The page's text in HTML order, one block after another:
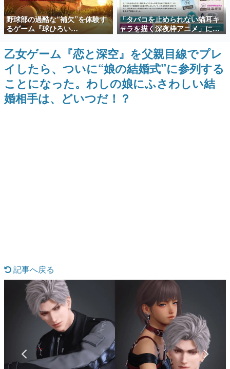
殿堂入り記事
SNS拡散数が数千以上！ ページビュー数万以上！ などな
ど。多くの人々に読まれた、電ファミ渾身の“殿堂入り”記
事をまとめました。
ゲームの企画書
名作ゲームクリエイターの方々に製作時のエピソードをお
聞きし、ヒットする企画（ゲーム）とは何か？を探ってい
きます。
赫本
この物語を解いてはいけない。『赫本』は、〈試験問題〉
なんでゲームは面白い？
ゲーム開発者・hamatsu氏がゲームの魅力を画面や操作の
具体的な形から解き明かしていく、硬派で骨太な評論連載
です。
ゲームが変えた日本語
「経験値」「裏技」「ラスボス」… ゲームにまつわる言葉
の起源や用法の変遷を、コンピューター文化史研究家・タ
イニーP氏が徹底調査。
野球部の過酷な“補欠”を体験す
るゲーム『球ひろい
Simulator』が「1件」のウィッ
シュリストをもとにチェコ語に
対応しSNSで話題に。『キング
ダム・カム』開発元やチェコの
プロ野球選手から称賛の声
「タバコを止められない猫耳キ
ャラを描く深夜枠アニメ」に視
聴者の一部から批判意見。違法
薬物の使用と思しき描写も含め
て、BPOが議論を交わす
乙女ゲーム『恋と深空』を父親目線でプレ
イしたら、ついに“娘の結婚式”に参列する
ことになった。わしの娘にふさわしい結
婚相手は、どいつだ！？
記事へ戻る